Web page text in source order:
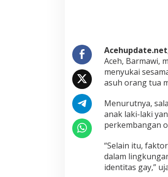
n
k
u
n
a
n
P
e
g
a
u
Aceh, Barmawi,
menyukai
asuh orang tua
Menurutnya,
anak laki-laki
perkembangan
“Selain itu,
dalam
identitas gay,”